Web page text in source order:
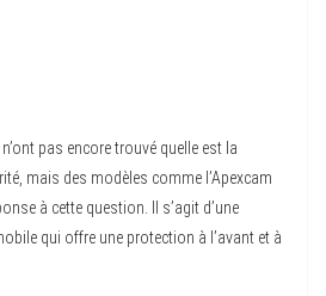
pas encore trouvé quelle est la
mais des modèles comme l’Apexcam
à cette question. Il s’agit d’une
qui offre une protection à l’avant et à